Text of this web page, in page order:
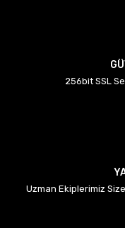
256bit SSL
Uzman Ekiplerimiz